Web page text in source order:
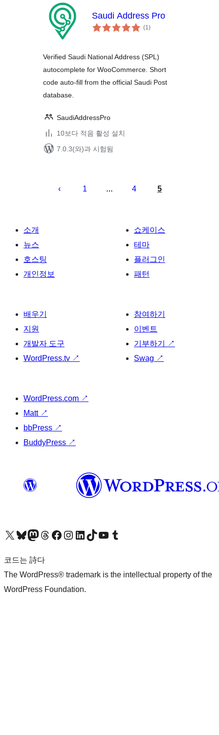
Saudi Address Pro
(1전
체)
Verified Saudi National Address (SPL)
autocomplete for WooCommerce. Short
code auto-fill from the official Saudi Post
database.
SaudiAddressPro
10보다 적음 활성 설치
7.0.3(와)과 시험됨
1 … 4 5
소개
뉴스
호스팅
개인정보
쇼케이스
테마
플러그인
패턴
배우기
지원
개발자 도구
WordPress.tv ↗
참여하기
이벤트
기부하기
↗
Swag ↗
WordPress.com ↗
Matt ↗
bbPress ↗
BuddyPress ↗
X(이전 트위터) 계정 방문하기블루스카이 계정 방문하기마스토돈 계정 방문하기스레드 계정 방문하기 페이스북 페이지 방문하기인스타그램 계정 방문하기 LinkedIn 계정 방문하기틱톡 계정 방문하기유튜브 채널 방문하기 텀블러 계정 방문하기
코드는 詩다
The WordPress® trademark is the intellectual property of the
WordPress Foundation.